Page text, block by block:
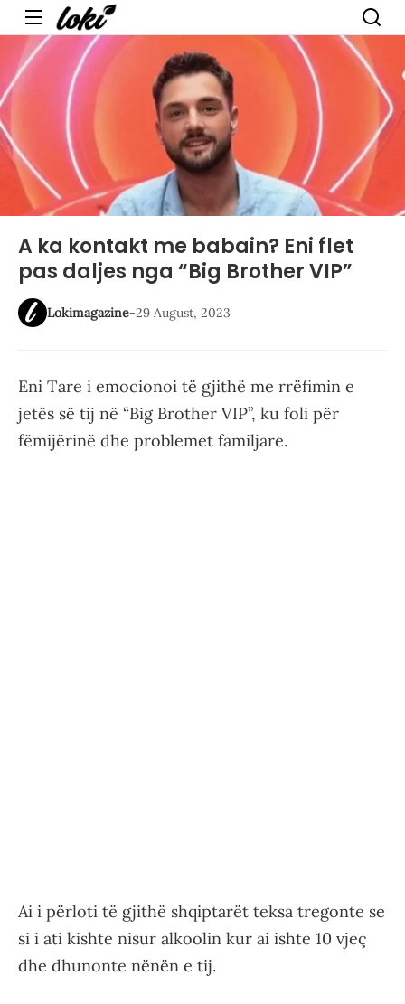
Menu
A ka kontakt me babain? Eni flet
pas daljes nga “Big Brother VIP”
Lokimagazine-29 August, 2023
Eni Tare i emocionoi të gjithë me rrëfimin e
jetës së tij në “Big Brother VIP”, ku foli për
fëmijërinë dhe problemet familjare.
Ai i përloti të gjithë shqiptarët teksa tregonte se
si i ati kishte nisur alkoolin kur ai ishte 10 vjeç
dhe dhunonte nënën e tij.